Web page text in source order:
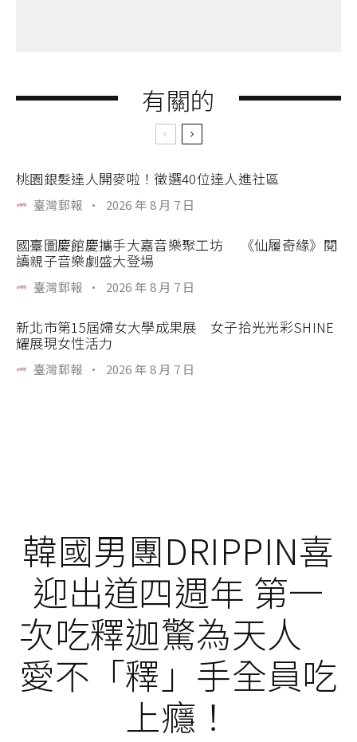
有關的
桃園銀髮達人開麥啦！徵選40位達人進社區
臺灣郵報 · 2026 年 8 月 7 日
國臺圖慶館慶攜手大嘉音樂聚工坊 《仙履奇緣》閱
讀親子音樂劇盛大登場
臺灣郵報 · 2026 年 8 月 7 日
新北市第15屆婦女大學成果展 女子拾光光彩SHINE
耀展現女性活力
臺灣郵報 · 2026 年 8 月 7 日
韓國男團DRIPPIN喜
迎出道四週年 第一
次吃釋迦驚為天人
愛不「釋」手全員吃
上癮！